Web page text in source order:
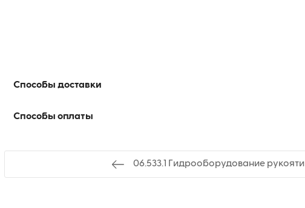
Способы доставки
Способы оплаты
06.533.1 Гидрооборудование рукояти